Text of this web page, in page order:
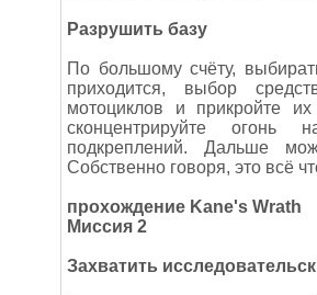
Разрушить базу
По большому счёту,
приходится, выбор
мотоциклов и прикройте
сконцентрируйте огонь
подкреплений. Дальше
Собственно говоря, это всё
прохождение Kane's Wrath
Миссия 2
Захватить